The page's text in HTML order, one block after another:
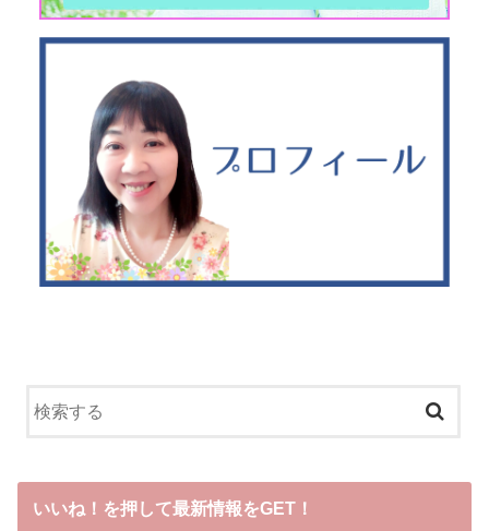
いいね！を押して最新情報をGET！